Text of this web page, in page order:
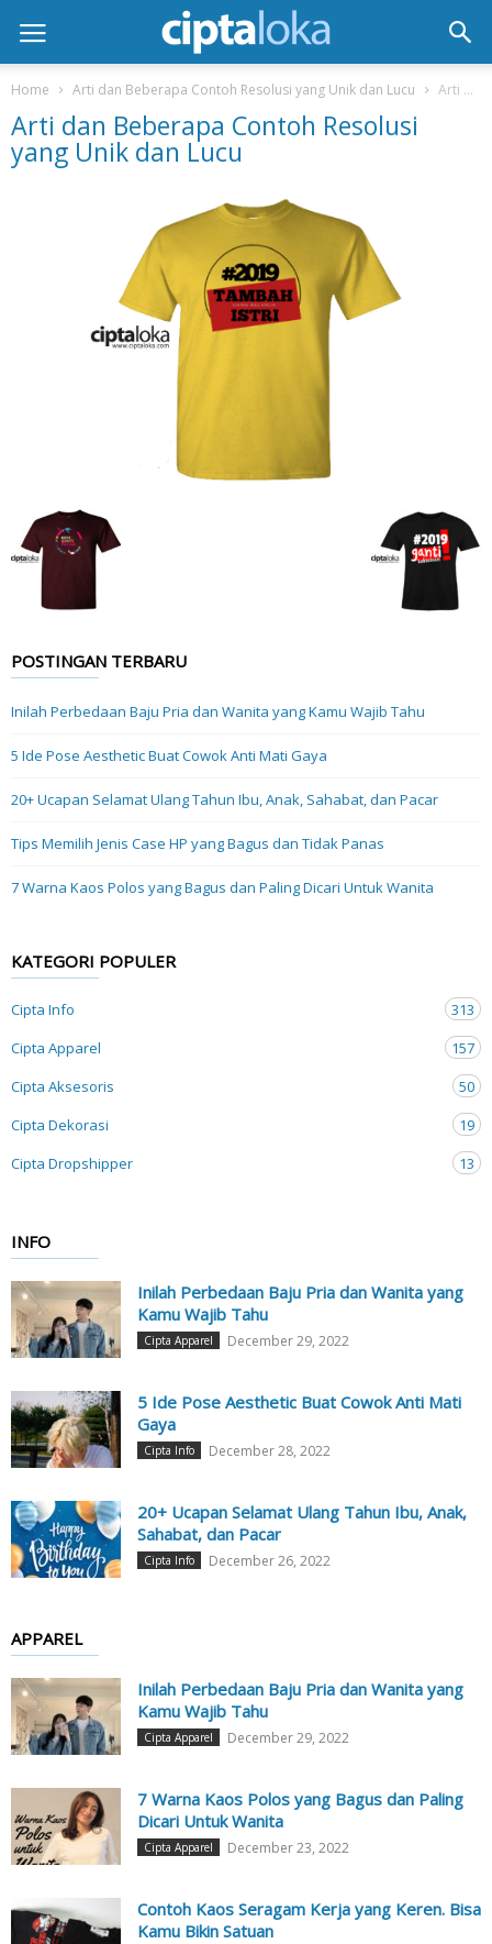
Home Arti dan Beberapa Contoh Resolusi yang Unik dan Lucu Arti dan Beberapa Contoh Resolusi yang Unik dan Lucu
Arti dan Beberapa Contoh Resolusi
yang Unik dan Lucu
POSTINGAN TERBARU
Inilah Perbedaan Baju Pria dan Wanita yang Kamu Wajib Tahu
5 Ide Pose Aesthetic Buat Cowok Anti Mati Gaya
20+ Ucapan Selamat Ulang Tahun Ibu, Anak, Sahabat, dan Pacar
Tips Memilih Jenis Case HP yang Bagus dan Tidak Panas
7 Warna Kaos Polos yang Bagus dan Paling Dicari Untuk Wanita
KATEGORI POPULER
Cipta Info
313
Cipta Apparel
157
Cipta Aksesoris
50
Cipta Dekorasi
19
Cipta Dropshipper
13
INFO
Inilah Perbedaan Baju Pria dan Wanita yang
Kamu Wajib Tahu
Cipta Apparel December 29, 2022
5 Ide Pose Aesthetic Buat Cowok Anti Mati
Gaya
Cipta Info December 28, 2022
20+ Ucapan Selamat Ulang Tahun Ibu, Anak,
Sahabat, dan Pacar
Cipta Info December 26, 2022
APPAREL
Inilah Perbedaan Baju Pria dan Wanita yang
Kamu Wajib Tahu
Cipta Apparel December 29, 2022
7 Warna Kaos Polos yang Bagus dan Paling
Dicari Untuk Wanita
Cipta Apparel December 23, 2022
Contoh Kaos Seragam Kerja yang Keren. Bisa
Kamu Bikin Satuan